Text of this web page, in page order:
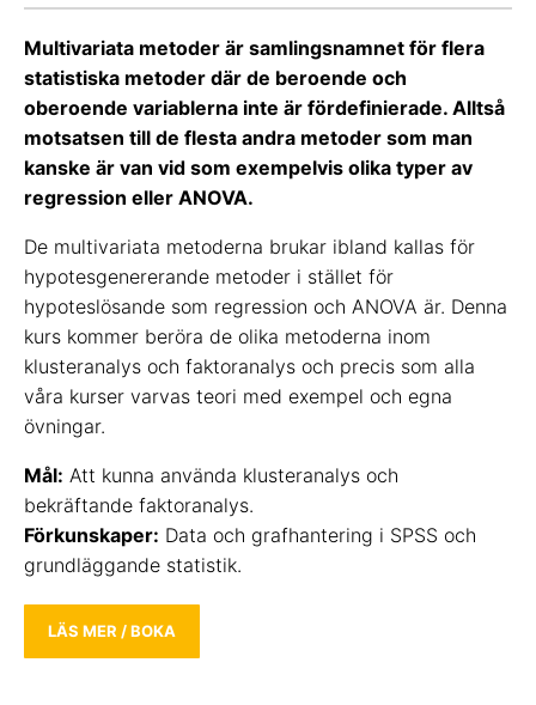
Multivariata metoder är samlingsnamnet för flera
statistiska metoder där de beroende och
oberoende variablerna inte är fördefinierade. Alltså
motsatsen till de flesta andra metoder som man
kanske är van vid som exempelvis olika typer av
regression eller ANOVA.
De multivariata metoderna brukar ibland kallas för
hypotesgenererande metoder i stället för
hypoteslösande som regression och ANOVA är. Denna
kurs kommer beröra de olika metoderna inom
klusteranalys och faktoranalys och precis som alla
våra kurser varvas teori med exempel och egna
övningar.
Mål: Att kunna använda klusteranalys och
bekräftande faktoranalys.
Förkunskaper: Data och grafhantering i SPSS och
grundläggande statistik.
LÄS MER / BOKA